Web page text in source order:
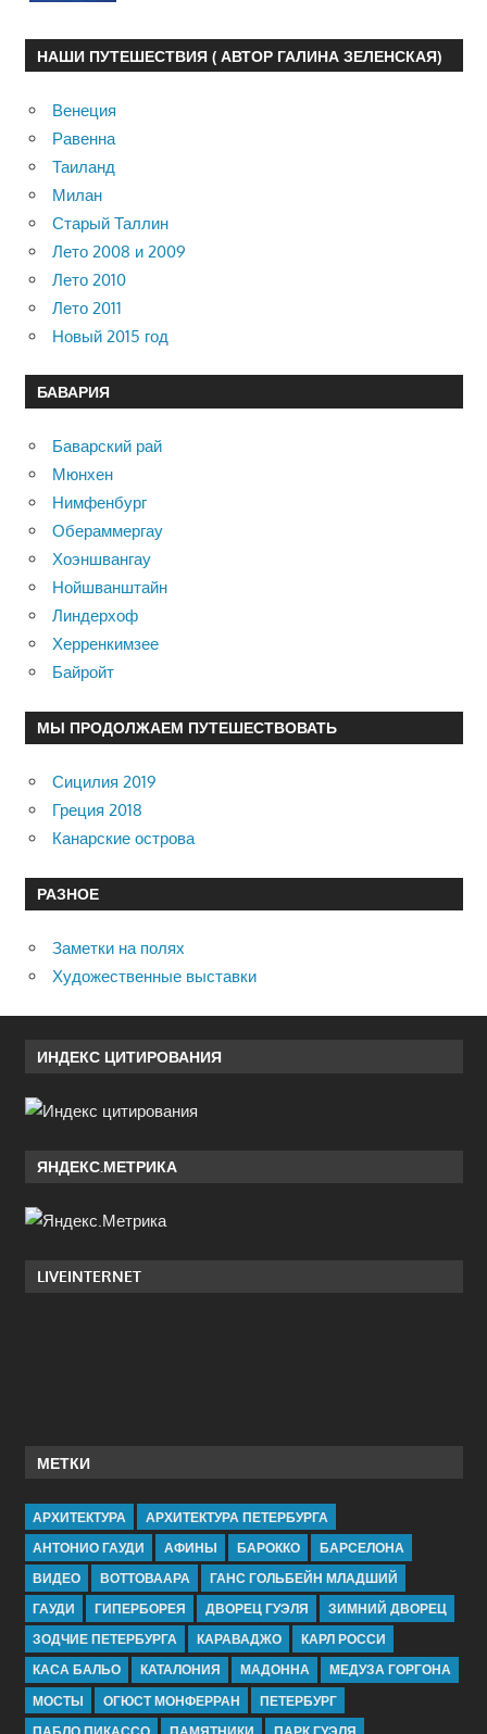
НАШИ ПУТЕШЕСТВИЯ ( АВТОР ГАЛИНА ЗЕЛЕНСКАЯ)
Венеция
Равенна
Таиланд
Милан
Старый Таллин
Лето 2008 и 2009
Лето 2010
Лето 2011
Новый 2015 год
БАВАРИЯ
Баварский рай
Мюнхен
Нимфенбург
Обераммергау
Хоэншвангау
Нойшванштайн
Линдерхоф
Херренкимзее
Байройт
МЫ ПРОДОЛЖАЕМ ПУТЕШЕСТВОВАТЬ
Сицилия 2019
Греция 2018
Канарские острова
РАЗНОЕ
Заметки на полях
Художественные выставки
ИНДЕКС ЦИТИРОВАНИЯ
ЯНДЕКС.МЕТРИКА
LIVEINTERNET
МЕТКИ
АРХИТЕКТУРА
АРХИТЕКТУРА ПЕТЕРБУРГА
АНТОНИО ГАУДИ
АФИНЫ БАРОККО
БАРСЕЛОНА
ВИДЕО
ВОТТОВААРА
ГАНС ГОЛЬБЕЙН МЛАДШИЙ
ГАУДИ
ГИПЕРБОРЕЯ ДВОРЕЦ ГУЭЛЯ
ЗИМНИЙ ДВОРЕЦ
ЗОДЧИЕ ПЕТЕРБУРГА
КАРАВАДЖО
КАРЛ РОССИ
КАСА БАЛЬО
КАТАЛОНИЯ МАДОННА
МЕДУЗА ГОРГОНА
МОСТЫ
ОГЮСТ МОНФЕРРАН
ПЕТЕРБУРГ